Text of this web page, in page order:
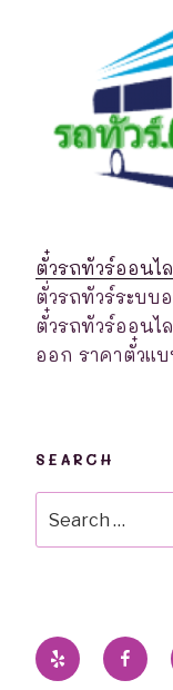
ตั๋วรถทัวร์ออนไ
ตั่วรถทัวร์ระบบ
ตั๋วรถทัวร์ออนไ
ออก ราคาตั๋วแบ
SEARCH
for:
Yelp